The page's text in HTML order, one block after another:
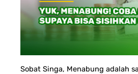
Sobat Singa, Menabung adalah